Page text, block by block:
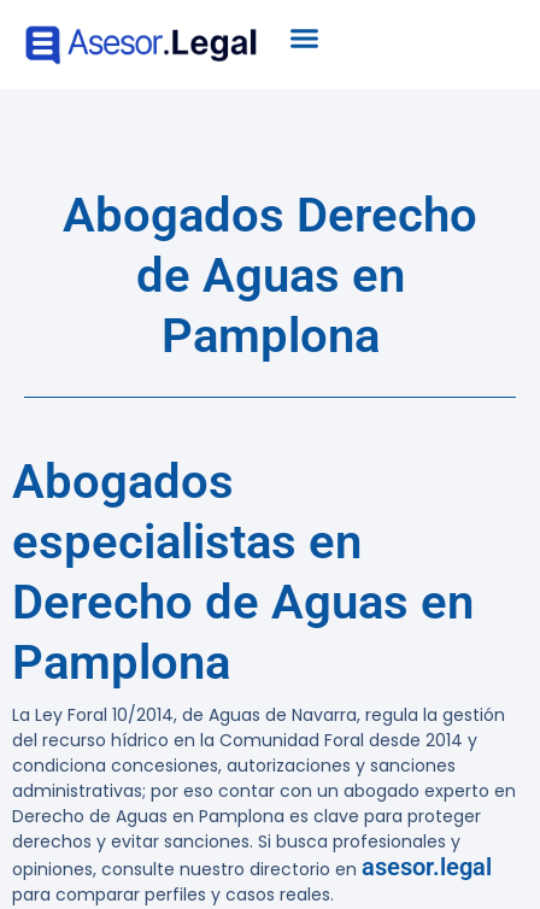
Abogados Derecho
de Aguas en
Pamplona
Abogados
especialistas en
Derecho de Aguas en
Pamplona
La Ley Foral 10/2014, de Aguas de Navarra, regula la gestión
del recurso hídrico en la Comunidad Foral desde 2014 y
condiciona concesiones, autorizaciones y sanciones
administrativas; por eso contar con un abogado experto en
Derecho de Aguas en Pamplona es clave para proteger
derechos y evitar sanciones. Si busca profesionales y
opiniones, consulte nuestro directorio en asesor.legal
para comparar perfiles y casos reales.